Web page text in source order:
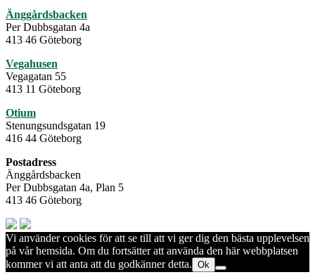
Änggårdsbacken
Per Dubbsgatan 4a
413 46 Göteborg
Vegahusen
Vegagatan 55
413 11 Göteborg
Otium
Stenungsundsgatan 19
416 44 Göteborg
Postadress
Änggårdsbacken
Per Dubbsgatan 4a, Plan 5
413 46 Göteborg
Vi använder cookies för att se till att vi ger dig den bästa upplevelsen
på vår hemsida. Om du fortsätter att använda den här webbplatsen
kommer vi att anta att du godkänner detta. Ok